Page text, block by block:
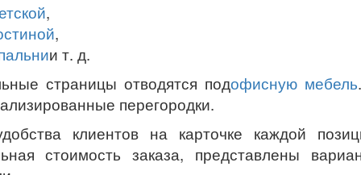
,
,
и т. д.
страницы отводятся подофисную мебель
перегородки.
клиентов на карточке каждой
стоимость заказа, представлены